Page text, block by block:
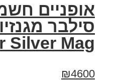
אופניים
Silver Mag
₪4600